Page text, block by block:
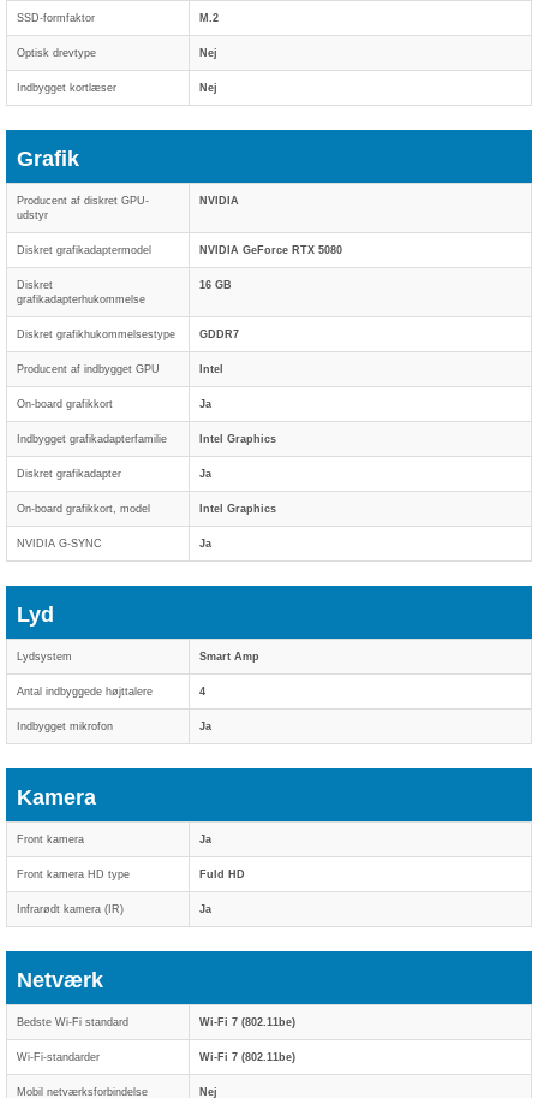
SSD-formfaktor M.2
Optisk drevtype Nej
Indbygget kortlæser Nej
Grafik
Producent af diskret GPU-
udstyr
NVIDIA
Diskret grafikadaptermodel NVIDIA GeForce RTX 5080
Diskret
grafikadapterhukommelse
16 GB
Diskret grafikhukommelsestype GDDR7
Producent af indbygget GPU Intel
On-board grafikkort Ja
Indbygget grafikadapterfamilie Intel Graphics
Diskret grafikadapter Ja
On-board grafikkort, model Intel Graphics
NVIDIA G-SYNC Ja
Lyd
Lydsystem Smart Amp
Antal indbyggede højttalere 4
Indbygget mikrofon Ja
Kamera
Front kamera Ja
Front kamera HD type Fuld HD
Infrarødt kamera (IR) Ja
Netværk
Bedste Wi-Fi standard Wi-Fi 7 (802.11be)
Wi-Fi-standarder Wi-Fi 7 (802.11be)
Mobil netværksforbindelse Nej